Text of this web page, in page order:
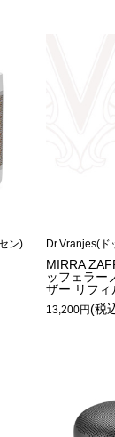
ン) Dr.Vranjes(ド
MIRRA
ッフェラー
ザー リフィ
13,200円(税